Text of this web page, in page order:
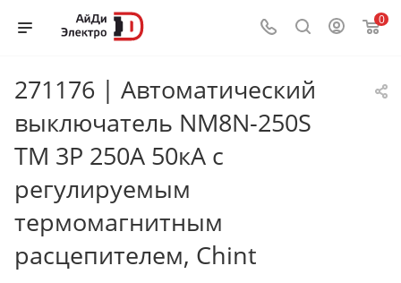
0
271176 | Автоматический
выключатель NM8N-250S
TM 3P 250А 50кА с
регулируемым
термомагнитным
расцепителем, Chint